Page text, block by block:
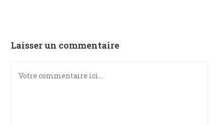
Laisser un commentaire